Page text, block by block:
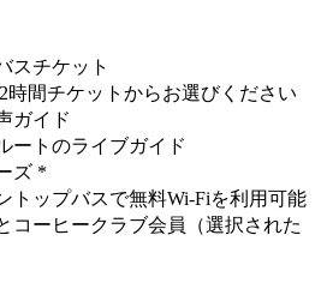
スチケット
時間チケットからお選びください
ガイド
ートのライブガイド
ズ *
トップバスで無料Wi-Fiを利用可能
コーヒークラブ会員（選択された